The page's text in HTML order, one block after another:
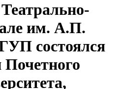
им. А.П.
состоялся